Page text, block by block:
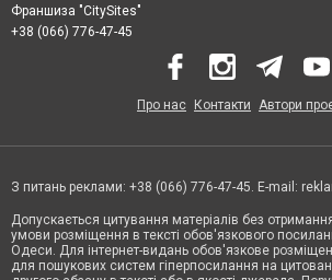
Франшиза "CitySites"
+38 (066) 776-47-45
Про нас Контакти Автори
З питань реклами: +38 (066) 776-47-45. E-mail:
Допускається цитування матеріалів без
умови розміщення в тексті обов'язкового
Одеси. Для інтернет-видань обов'язкове
для пошукових систем гіперпосилання на